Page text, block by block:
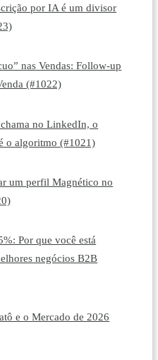
por IA é um divisor
nas Vendas: Follow-up
(#1022)
no LinkedIn, o
o algoritmo (#1021)
um perfil Magnético no
Por que você está
negócios B2B
e o Mercado de 2026